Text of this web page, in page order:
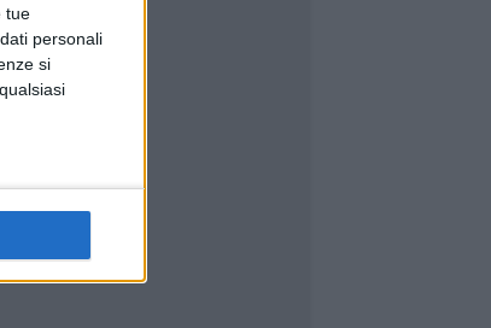
tue
personali
si